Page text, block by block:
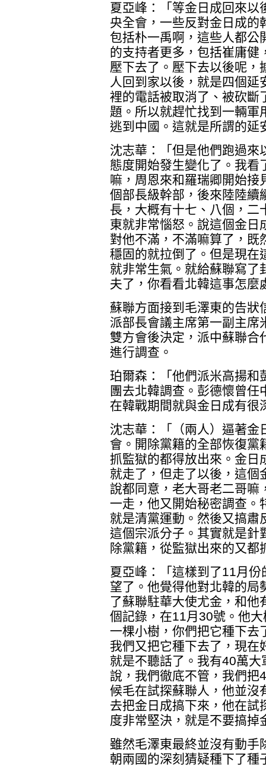
夏亞峰：「等金日成回來以
央全會，一些反對金日成的
包括朴一禹啊，這些人都公
的支持者更多，包括崔庸健
壓下去了。壓下去以後呢，
人回到家以後，就是四個
裡的電話被取消了、被砍斷
題。所以就趕忙找到一輛軍
逃到中國。這就是所謂的延
沈志華：「但是他們跑過來
態度開始發生變化了。我
嘛，周恩來和羅瑞卿開始接
個部長級幹部，後來陸陸續
長，大概有十七、八個，二
東就非常惱怒。說這個金日
對他不滿，不滿嘛算了，既
穩固的就拉倒了。但是現在
就非常生氣。就給蘇聯寫了
夫了，你看看北韓這事怎麼
蘇聯方面接到毛澤東的告狀
派部長會議主席第一副主席
雙方會後決定，派中蘇聯合
進行調查。
珀爾森：「他們派米高揚和
團去北韓調查。彭德懷曾
在韓戰期間就與金日成有很
沈志華：「（兩人）逼著金
會。開除黨籍的全部恢復黨
抓監獄的都得放出來。金日
就走了，但走了以後，這個
說都同意，老大哥老二哥嘛
一走，他又開始秘密調查。
就是清黨運動。然後又搞肅
這個宗派分子。其實就是針
除黨籍，從監獄出來的又
夏亞峰：「這樣到了11月
望了。他覺得他對北韓的局
了蘇聯駐華大使尤金，和他
個記錄，在11月30號。他
一棵小樹，你們把它種下去
我們又把它種下去了，現在
就是不聽話了。我有40萬
說，我們徹底不管，我們把
候毛在試探蘇聯人，他並沒
去把金日成搞下來，他在試
度非常堅決，就是不要搞掉
雖然毛澤東最終並沒有動手
朝兩國的深刻猜疑種下了種